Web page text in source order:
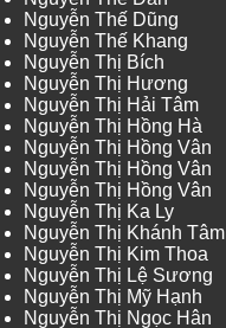
Nguyễn Thế Dũng
Nguyễn Thế Khang
Nguyễn Thị Bích
Nguyễn Thị Hương
Nguyễn Thị Hải Tâm
Nguyễn Thị Hồng Hà
Nguyễn Thị Hồng Vân
Nguyễn Thị Hồng Vân
Nguyễn Thị Hồng Vân
Nguyễn Thị Ka Ly
Nguyễn Thị Khánh Tâm
Nguyễn Thị Kim Thoa
Nguyễn Thị Lệ Sương
Nguyễn Thị Mỹ Hạnh
Nguyễn Thị Ngọc Hân